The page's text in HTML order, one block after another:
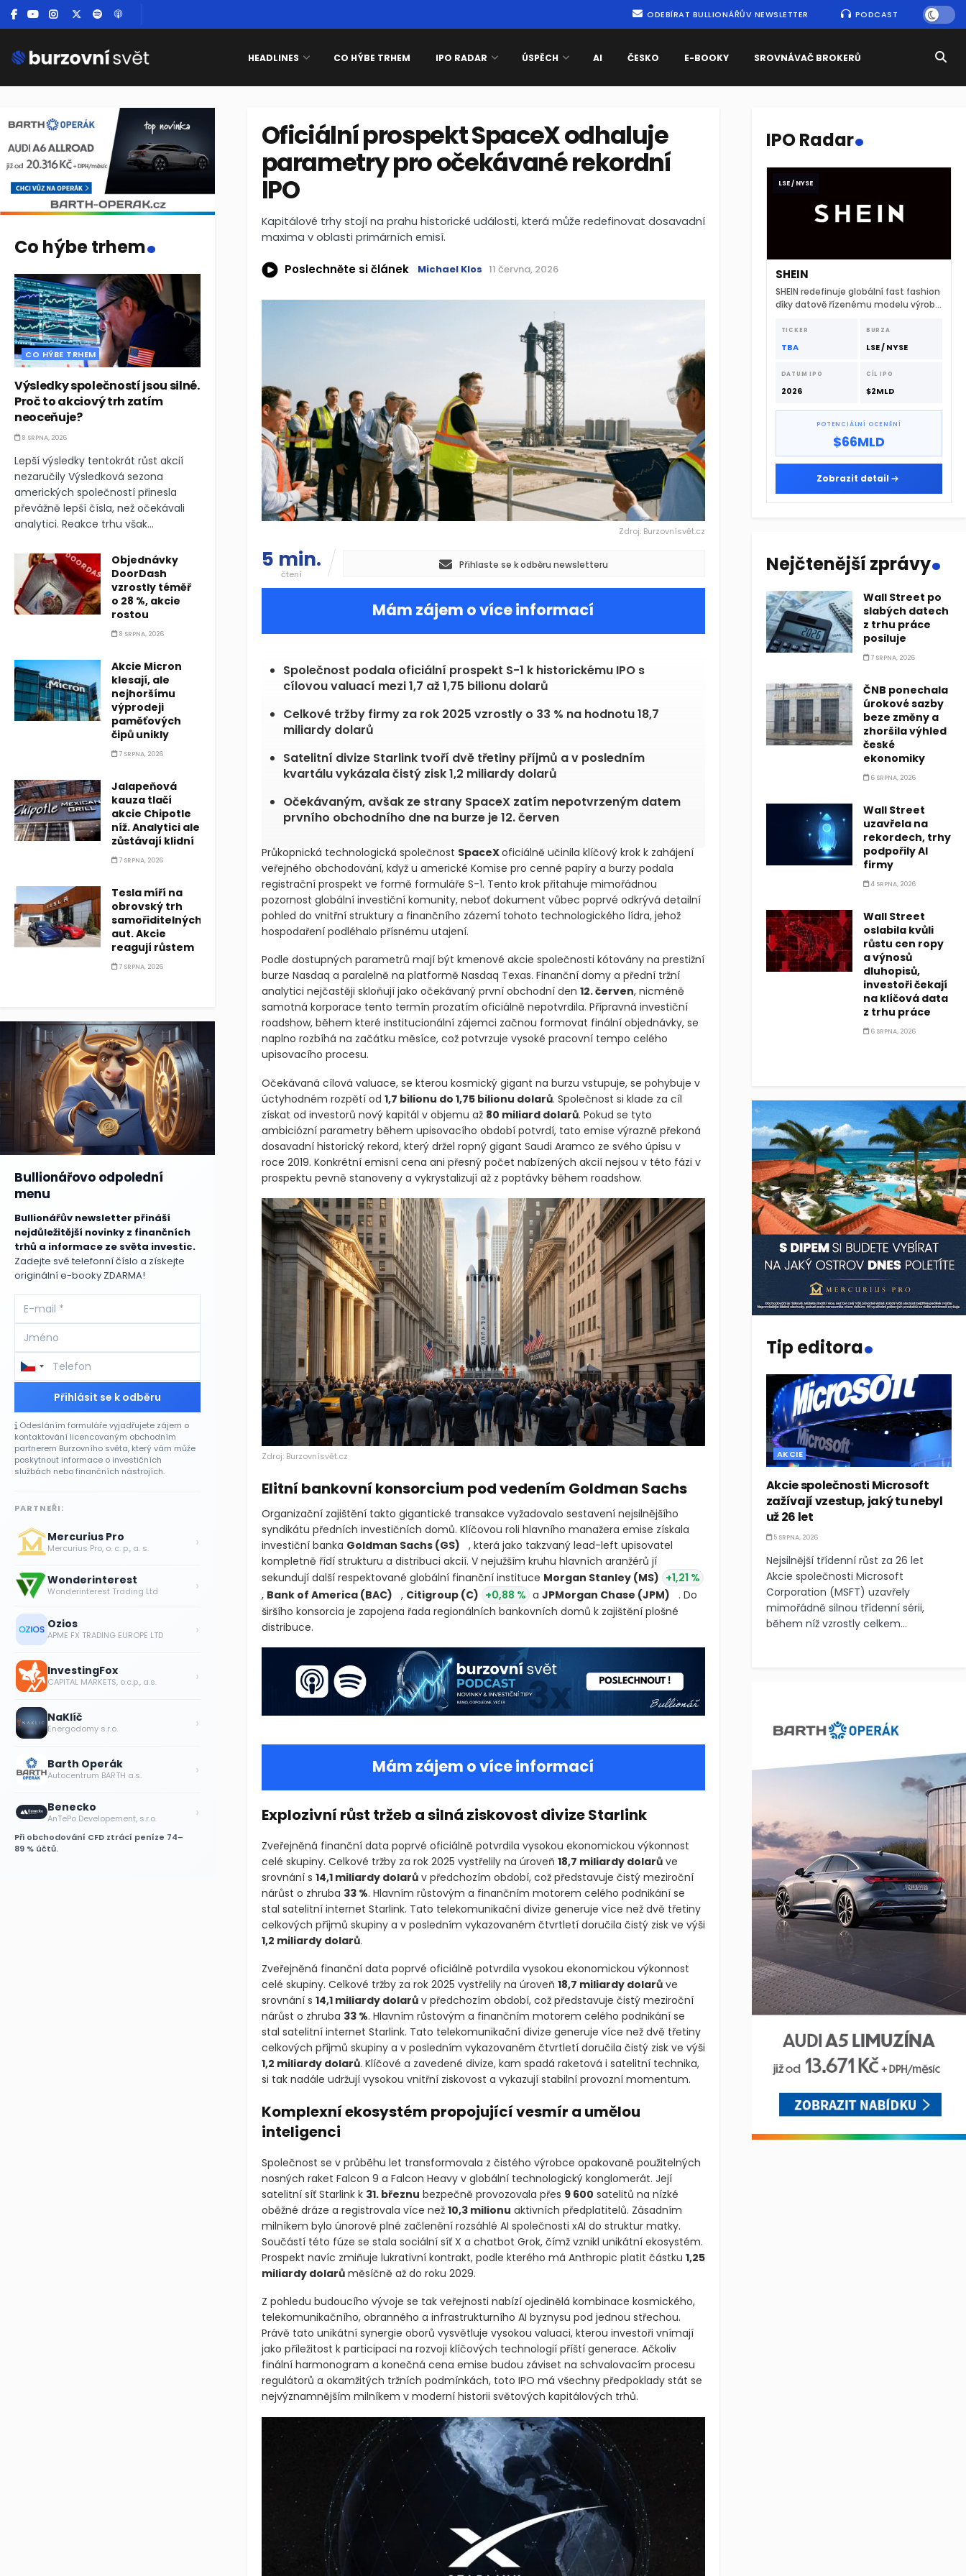
ODEBÍRAT BULLIONÁŘŮV NEWSLETTER PODCAST
HEADLINES CO HÝBE TRHEM IPO RADAR ÚSPĚCH AI ČESKO E-BOOKY SROVNÁVAČ BROKERŮ
Oficiální prospekt SpaceX odhaluje
parametry pro očekávané rekordní
IPO
Kapitálové trhy stojí na prahu historické události, která může redefinovat dosavadní
maxima v oblasti primárních emisí.
Poslechněte si článek Michael Klos 11 června, 2026
Zdroj: Burzovnísvět.cz
5 min.
čtení
Přihlaste se k odběru newsletteru
Mám zájem o více informací
Společnost podala oficiální prospekt S-1 k historickému IPO s
cílovou valuací mezi 1,7 až 1,75 bilionu dolarů
Celkové tržby firmy za rok 2025 vzrostly o 33 % na hodnotu 18,7
miliardy dolarů
Satelitní divize Starlink tvoří dvě třetiny příjmů a v posledním
kvartálu vykázala čistý zisk 1,2 miliardy dolarů
Očekávaným, avšak ze strany SpaceX zatím nepotvrzeným datem
prvního obchodního dne na burze je 12. červen
Průkopnická technologická společnost SpaceXoficiálně učinila klíčový krok k zahájení
veřejného obchodování, když u americké Komise pro cenné papíry a burzy podala
registrační prospekt ve formě formuláře S-1. Tento krok přitahuje mimořádnou
pozornost globální investiční komunity, neboť dokument vůbec poprvé odkrývá detailní
pohled do vnitřní struktury a finančního zázemí tohoto technologického lídra, jehož
hospodaření podléhalo přísnému utajení.
Podle dostupných parametrů mají být kmenové akcie společnosti kótovány na prestižní
burze Nasdaq a paralelně na platformě Nasdaq Texas. Finanční domy a přední tržní
analytici nejčastěji skloňují jako očekávaný první obchodní den 12. červen, nicméně
samotná korporace tento termín prozatím oficiálně nepotvrdila. Přípravná investiční
roadshow, během které institucionální zájemci začnou formovat finální objednávky, se
naplno rozbíhá na začátku měsíce, což potvrzuje vysoké pracovní tempo celého
upisovacího procesu.
Očekávaná cílová valuace, se kterou kosmický gigant na burzu vstupuje, se pohybuje v
úctyhodném rozpětí od 1,7 bilionu do 1,75 bilionu dolarů. Společnost si klade za cíl
získat od investorů nový kapitál v objemu až 80 miliard dolarů. Pokud se tyto
ambiciózní parametry během upisovacího období potvrdí, tato emise výrazně překoná
dosavadní historický rekord, který držel ropný gigant Saudi Aramco ze svého úpisu v
roce 2019. Konkrétní emisní cena ani přesný počet nabízených akcií nejsou v této fázi v
prospektu pevně stanoveny a vykrystalizují až z poptávky během roadshow.
Zdroj: Burzovnísvět.cz
Elitní bankovní konsorcium pod vedením Goldman Sachs
Organizační zajištění takto gigantické transakce vyžadovalo sestavení nejsilnějšího
syndikátu předních investičních domů. Klíčovou roli hlavního manažera emise získala
investiční banka Goldman Sachs (GS) +0,68 % , která jako takzvaný lead-left
upisovatel kompletně řídí strukturu a distribuci akcií. V nejužším kruhu hlavních aranžérů
jí sekundují další respektované globální finanční instituceMorgan Stanley(MS)
+1,21 % ,Bank of America(BAC) ,Citigroup(C) +0,88 % aJPMorgan Chase
(JPM)
. Do širšího konsorcia je zapojena řada regionálních bankovních domů k zajištění
plošné distribuce.
Mám zájem o více informací
Explozivní růst tržeb a silná ziskovost divize Starlink
Zveřejněná finanční data poprvé oficiálně potvrdila vysokou ekonomickou výkonnost
celé skupiny. Celkové tržby za rok 2025 vystřelily na úroveň 18,7 miliardy dolarůve
srovnání s 14,1 miliardy dolarův předchozím období, což představuje čistý meziroční
nárůst o zhruba 33 %. Hlavním růstovým a finančním motorem celého podnikání se
stal satelitní internet Starlink. Tato telekomunikační divize generuje více než dvě třetiny
celkových příjmů skupiny a v posledním vykazovaném čtvrtletí doručila čistý zisk ve výši
1,2 miliardy dolarů.
Zveřejněná finanční data poprvé oficiálně potvrdila vysokou ekonomickou výkonnost
celé skupiny. Celkové tržby za rok 2025 vystřelily na úroveň 18,7 miliardy dolarůve
srovnání s 14,1 miliardy dolarův předchozím období, což představuje čistý meziroční
nárůst o zhruba 33 %. Hlavním růstovým a finančním motorem celého podnikání se
stal satelitní internet Starlink. Tato telekomunikační divize generuje více než dvě třetiny
celkových příjmů skupiny a v posledním vykazovaném čtvrtletí doručila čistý zisk ve výši
1,2 miliardy dolarů. Klíčové a zavedené divize, kam spadá raketová i satelitní technika,
si tak nadále udržují vysokou vnitřní ziskovost a vykazují stabilní provozní momentum.
Komplexní ekosystém propojující vesmír a umělou
inteligenci
Společnost se v průběhu let transformovala z čistého výrobce opakovaně použitelných
nosných raket Falcon 9 a Falcon Heavy v globální technologický konglomerát. Její
satelitní síť Starlink k 31. březnu bezpečně provozovala přes 9 600 satelitů na nízké
oběžné dráze a registrovala více než 10,3 milionu aktivních předplatitelů. Zásadním
milníkem bylo únorové plné začlenění rozsáhlé AI společnosti xAI do struktur matky.
Součástí této fúze se stala sociální síť X a chatbot Grok, čímž vznikl unikátní ekosystém.
Prospekt navíc zmiňuje lukrativní kontrakt, podle kterého má Anthropic platit částku 1,25
miliardy dolarůměsíčně až do roku 2029.
Z pohledu budoucího vývoje se tak veřejnosti nabízí ojedinělá kombinace kosmického,
telekomunikačního, obranného a infrastrukturního AI byznysu pod jednou střechou.
Právě tato unikátní synergie oborů vysvětluje vysokou valuaci, kterou investoři vnímají
jako příležitost k participaci na rozvoji klíčových technologií příští generace. Ačkoliv
finální harmonogram a konečná cena emise budou záviset na schvalovacím procesu
regulátorů a okamžitých tržních podmínkách, toto IPO má všechny předpoklady stát se
nejvýznamnějším milníkem v moderní historii světových kapitálových trhů.
Co hýbe trhem.
CO HÝBE TRHEM
Výsledky společností jsou silné.
Proč to akciový trh zatím
neoceňuje?
8 SRPNA, 2026
Lepší výsledky tentokrát růst akcií
nezaručily Výsledková sezona
amerických společností přinesla
převážně lepší čísla, než očekávali
analytici. Reakce trhu však...
Objednávky
DoorDash
vzrostly téměř
o 28 %, akcie
rostou
8 SRPNA, 2026
Akcie Micron
klesají, ale
nejhoršímu
výprodeji
paměťových
čipů unikly
7 SRPNA, 2026
Jalapeňová
kauza tlačí
akcie Chipotle
níž. Analytici ale
zůstávají klidní
7 SRPNA, 2026
Tesla míří na
obrovský trh
samořiditelných
aut. Akcie
reagují růstem
7 SRPNA, 2026
Bullionářovo odpolední
menu
Bullionářův newsletter přináší
nejdůležitější novinky z finančních
trhů a informace ze světa investic.
Zadejte své telefonní číslo a získejte
originální e-booky ZDARMA!
Přihlásit se k odběru
Odesláním formuláře vyjadřujete zájem o
kontaktování licencovaným obchodním
partnerem Burzovního světa, který vám může
poskytnout informace o investičních
službách nebo finančních nástrojích.
PARTNEŘI:
Mercurius Pro
Mercurius Pro, o. c. p., a. s. ›
Wonderinterest
Wonderinterest Trading Ltd ›
Ozios
APME FX TRADING EUROPE LTD ›
InvestingFox
CAPITAL MARKETS, o.c.p., a.s. ›
NaKlíč
Energodomy s.r.o. ›
Barth Operák
Autocentrum BARTH a.s. ›
Benecko
AnTePo Developement, s.r.o. ›
Při obchodování CFD ztrácí peníze 74–
89 % účtů.
IPO Radar.
LSE / NYSE
SHEIN
SHEIN redefinuje globální fast fashion
díky datově řízenému modelu výroby
dodavatelskému řetězci.
TICKER
TBA
BURZA
LSE / NYSE
DATUM IPO
2026
CÍL IPO
$2MLD
POTENCIÁLNÍ OCENĚNÍ
$66MLD
Zobrazit detail
Nejčtenější zprávy.
Wall Street po
slabých datech
z trhu práce
posiluje
7 SRPNA, 2026
ČNB ponechala
úrokové sazby
beze změny a
zhoršila výhled
české
ekonomiky
6 SRPNA, 2026
Wall Street
uzavřela na
rekordech, trhy
podpořily AI
firmy
4 SRPNA, 2026
Wall Street
oslabila kvůli
růstu cen ropy
a výnosů
dluhopisů,
investoři čekají
na klíčová data
z trhu práce
6 SRPNA, 2026
Tip editora.
AKCIE
Akcie společnosti Microsoft
zažívají vzestup, jaký tu nebyl
už 26 let
5 SRPNA, 2026
Nejsilnější třídenní růst za 26 let
Akcie společnosti Microsoft
Corporation (MSFT) uzavřely
mimořádně silnou třídenní sérii,
během níž vzrostly celkem...